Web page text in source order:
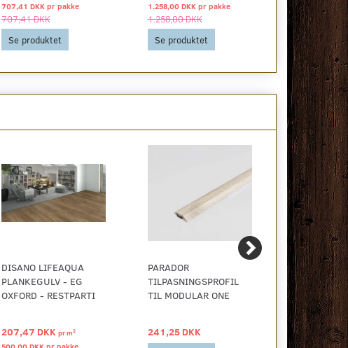
707,41 DKK pr pakke
707,41 DKK
Se produktet
1.258,00 DKK pr pakke
1.258,00 DKK
Se produktet
707,41 DKK
707,41 DKK
Se
DISANO LIFEAQUA
PLANKEGULV - EG
OXFORD - RESTPARTI
207,47 DKK prm2
PARADOR
TILPASNINGSPROFIL
TIL MODULAR ONE
241,25 DKK
HYWOOD
OAK
EKSTRA
529,00